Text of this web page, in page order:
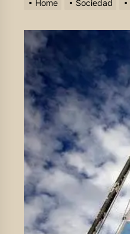
Home Sociedad